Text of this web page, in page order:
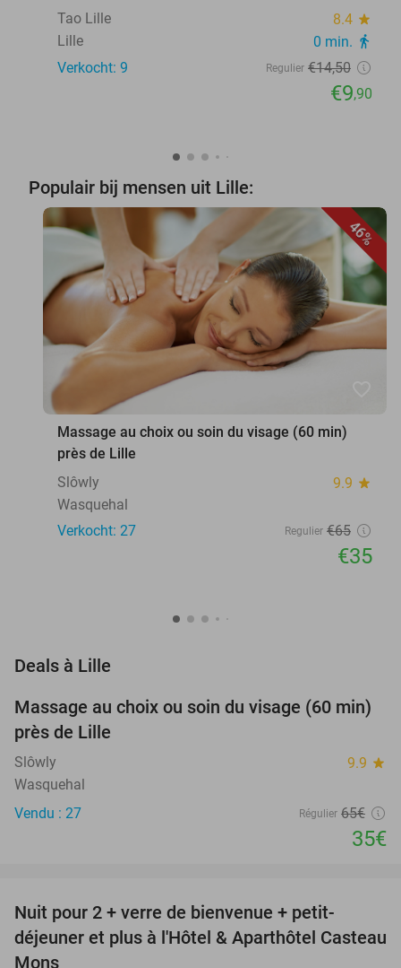
Tao Lille 8.4 star
Lille 0 min. directions_walk
Verkocht: 9 Regulier €14,50
€9,90
Populair bij mensen uit Lille:
46%
Massage au choix ou soin du visage (60 min)
près de Lille
Slôwly
9.9 star
Wasquehal
Verkocht: 27
Regulier €65
€35
Deals à Lille
46%
Massage au choix ou soin du visage (60 min)
près de Lille
Slôwly 9.9 star
Wasquehal
Vendu : 27
Régulier 65€
35€
NEW
TODAY
Nuit pour 2 + verre de bienvenue + petit-
déjeuner et plus à l'Hôtel & Aparthôtel Casteau
Mons